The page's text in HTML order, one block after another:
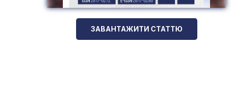
ЗАВАНТАЖИТИ СТАТТЮ